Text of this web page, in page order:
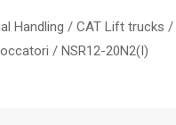
Handling / CAT Lift trucks /
/ NSR12-20N2(I)